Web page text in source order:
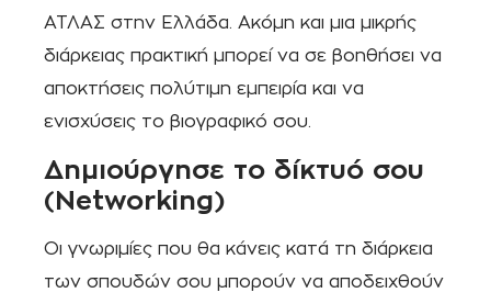
ΑΤΛΑΣ στην Ελλάδα. Ακόμη και μια μικρής
διάρκειας πρακτική μπορεί να σε βοηθήσει να
αποκτήσεις πολύτιμη εμπειρία και να
ενισχύσεις το βιογραφικό σου.
Δημιούργησε το δίκτυό σου
(Networking)
Οι γνωριμίες που θα κάνεις κατά τη διάρκεια
των σπουδών σου μπορούν να αποδειχθούν